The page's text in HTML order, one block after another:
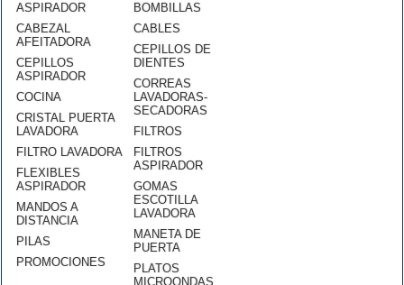
ASPIRADOR
CABEZAL
AFEITADORA
CEPILLOS
ASPIRADOR
COCINA
CRISTAL PUERTA
LAVADORA
FILTRO LAVADORA
FLEXIBLES
ASPIRADOR
MANDOS A
DISTANCIA
PILAS
PROMOCIONES
BOMBILLAS
CABLES
CEPILLOS DE
DIENTES
CORREAS
LAVADORAS-
SECADORAS
FILTROS
FILTROS
ASPIRADOR
GOMAS
ESCOTILLA
LAVADORA
MANETA DE
PUERTA
PLATOS
MICROONDAS